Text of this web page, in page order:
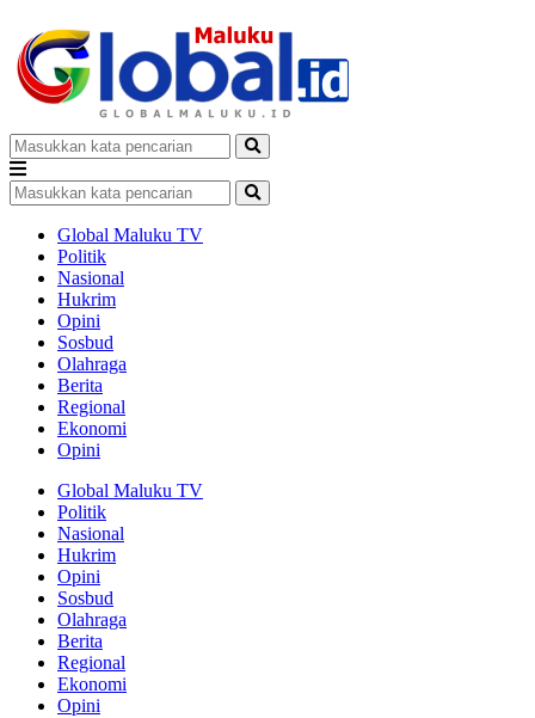
Global Maluku TV
Politik
Nasional
Hukrim
Opini
Sosbud
Olahraga
Berita
Regional
Ekonomi
Opini
Global Maluku TV
Politik
Nasional
Hukrim
Opini
Sosbud
Olahraga
Berita
Regional
Ekonomi
Opini